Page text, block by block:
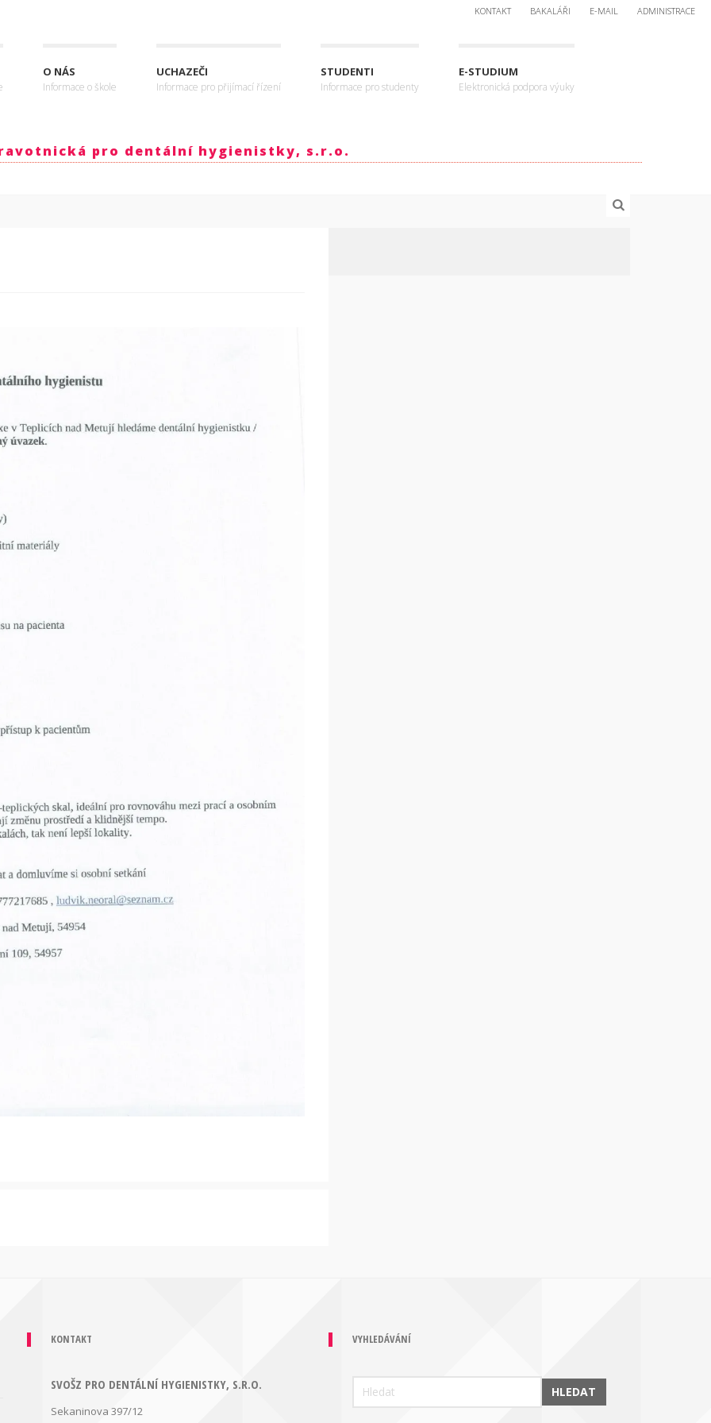
KONTAKT BAKALÁŘI E-MAIL ADMINISTRACE
O NÁS
Informace o škole
UCHAZEČI
Informace pro přijímací řízení
STUDENTI
Informace pro studenty
E-STUDIUM
Elektronická podpora výuky
pro dentální hygienistky, s.r.o.
KONTAKT
SVOŠZ PRO DENTÁLNÍ HYGIENISTKY, S.R.O.
Sekaninova 397/12
VYHLEDÁVÁNÍ
HLEDAT